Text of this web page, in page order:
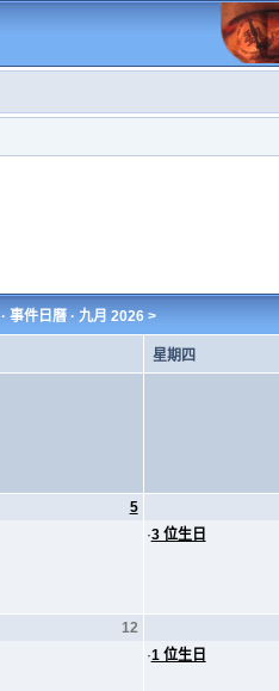
· 事件日曆 ·九月 2026 >
星期四
5
·3 位生日
12
·1 位生日